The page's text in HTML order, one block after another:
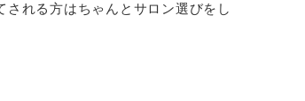
れる方はちゃんとサロン選びをし